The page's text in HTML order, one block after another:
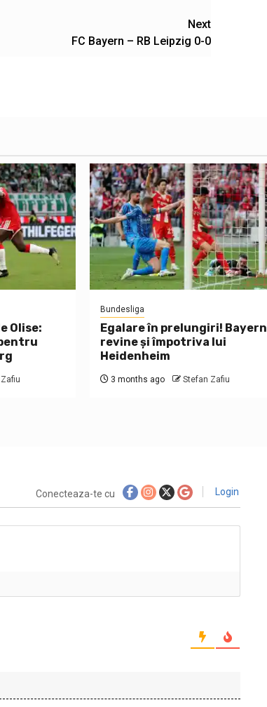
Next
FC Bayern – RB Leipzig 0-0
Olise:
Bundesliga
Egalare în prelungiri! Bayern
revine și împotriva lui
Heidenheim
3 months ago Stefan Zafiu
Conecteaza-te cu Login